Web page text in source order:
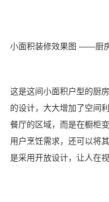
小面积装修效果图 ——厨
这是这间小面积户型的厨
的设计，大大增加了空间
餐厅的区域，而是在橱柜
用户烹饪需求，还可以将
是采用开放设计，让人在